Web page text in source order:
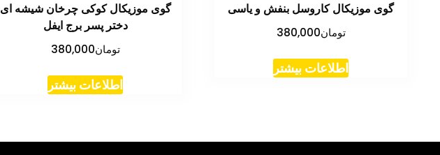
گوی موزیکال کاروسل بنفش و یاسی
تومان380,000
اطلاعات بیشتر
گوی موزیکال کوکی چرخان شیشه ای
دختر پسر برج ایفل
تومان380,000
اطلاعات بیشتر